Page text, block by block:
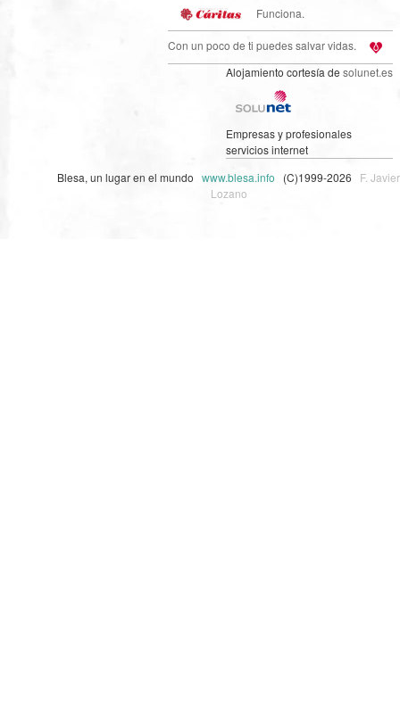
Funciona.
Con un poco de ti puedes salvar vidas.
Alojamiento cortesía de solunet.es
Empresas y profesionales
servicios internet
Blesa, un lugar en el mundo www.blesa.info (C)1999-2026 F. Javier
Lozano